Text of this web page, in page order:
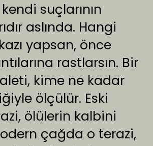
suçlarının
aslında. Hangi
yapsan, önce
rastlarsın. Bir
kime ne kadar
ölçülür. Eski
ölülerin kalbini
çağda o terazi,